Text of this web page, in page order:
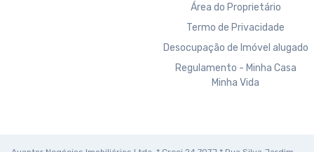
Área do Proprietário
Termo de Privacidade
Desocupação de Imóvel alugado
Regulamento - Minha Casa
Minha Vida